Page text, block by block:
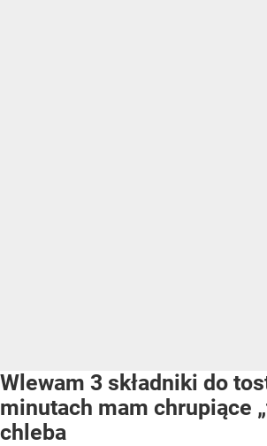
Wlewam 3 składniki do
minutach mam chrupiące
chleba